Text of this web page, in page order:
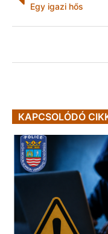
Egy igazi hős
KAPCSOLÓDÓ